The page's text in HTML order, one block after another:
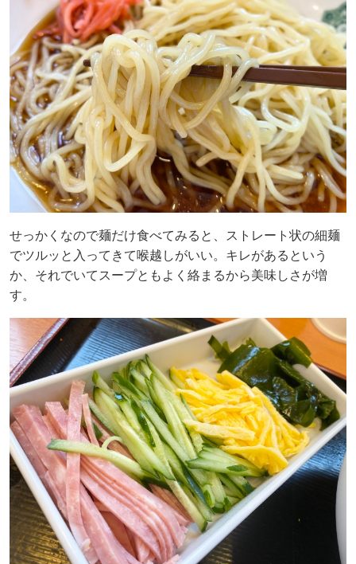
せっかくなので麺だけ食べてみると、ストレート状の細麺
でツルッと入ってきて喉越しがいい。キレがあるという
か、それでいてスープともよく絡まるから美味しさが増
す。